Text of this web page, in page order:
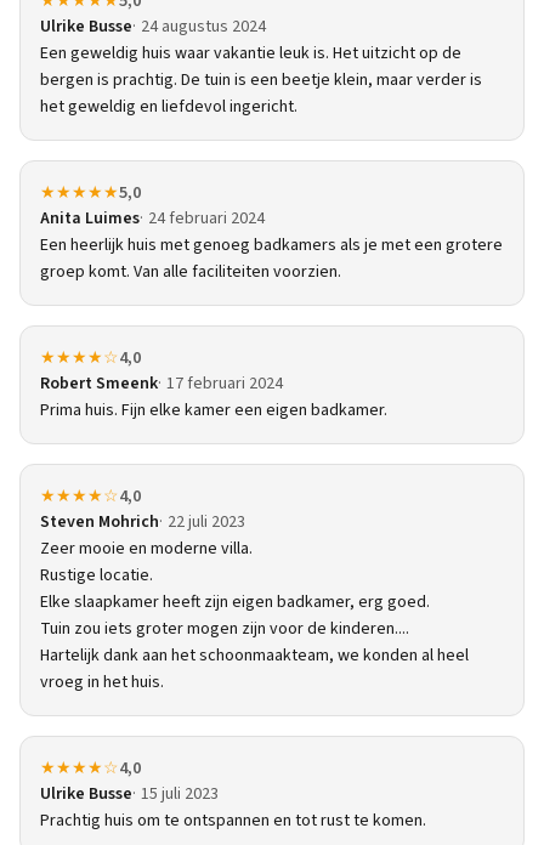
Ulrike Busse 24 augustus 2024
Een geweldig huis waar vakantie leuk is. Het uitzicht op de
bergen is prachtig. De tuin is een beetje klein, maar verder is
het geweldig en liefdevol ingericht.
★★★★★5,0
Anita Luimes 24 februari 2024
Een heerlijk huis met genoeg badkamers als je met een grotere
groep komt. Van alle faciliteiten voorzien.
★★★★☆4,0
Robert Smeenk 17 februari 2024
Prima huis. Fijn elke kamer een eigen badkamer.
★★★★☆4,0
Steven Mohrich 22 juli 2023
Zeer mooie en moderne villa.
Rustige locatie.
Elke slaapkamer heeft zijn eigen badkamer, erg goed.
Tuin zou iets groter mogen zijn voor de kinderen....
Hartelijk dank aan het schoonmaakteam, we konden al heel
vroeg in het huis.
★★★★☆4,0
Ulrike Busse 15 juli 2023
Prachtig huis om te ontspannen en tot rust te komen.